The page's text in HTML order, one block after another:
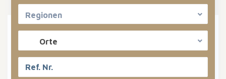
Regionen
Orte
Miete oder Kauf
Immobilientypen